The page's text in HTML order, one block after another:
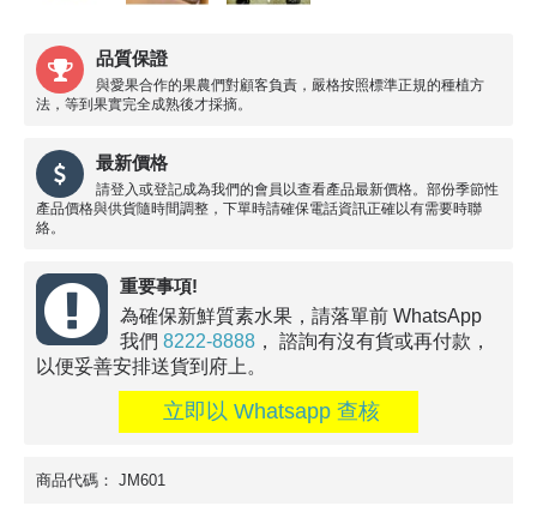
品質保證
與愛果合作的果農們對顧客負責，嚴格按照標準正規的種植方
法，等到果實完全成熟後才採摘。
最新價格
請登入或登記成為我們的會員以查看產品最新價格。部份季節性
產品價格與供貨隨時間調整，下單時請確保電話資訊正確以有需要時聯
絡。
重要事項!
為確保新鮮質素水果，請落單前 WhatsApp
我們 8222-8888 ， 諮詢有沒有貨或再付款，
以便妥善安排送貨到府上。
立即以 Whatsapp 查核
商品代碼： JM601